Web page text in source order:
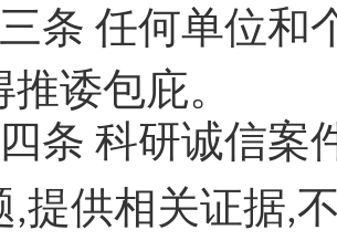
条 任何单位和
诿包庇。
条 科研诚信案
,提供相关证据,